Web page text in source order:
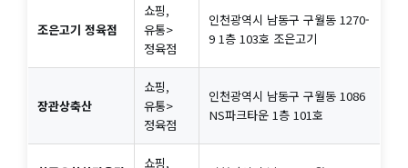
조은고기 정육점
쇼핑,
유통>
정육점
인천광역시 남동구 구월동 1270-
9 1층 103호 조은고기
장관상축산
쇼핑,
유통>
정육점
인천광역시 남동구 구월동 1086
NS파크타운 1층 101호
쇼핑,